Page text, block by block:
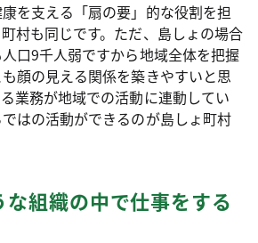
を支える「扇の要」的な役割を担
村も同じです。ただ、島しょの場合
口9千人弱ですから地域全体を把握
顔の見える関係を築きやすいと思
業務が地域での活動に連動してい
はの活動ができるのが島しょ町村
組織の中で仕事をする